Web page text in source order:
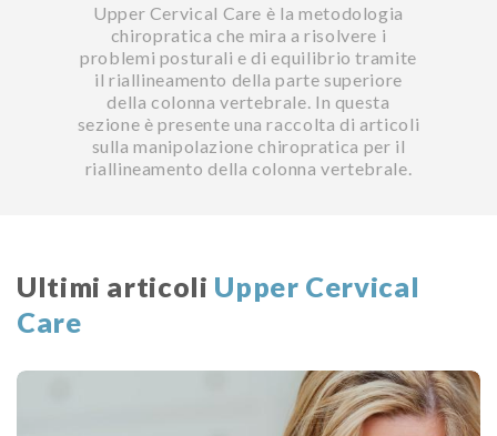
Upper Cervical Care è la metodologia
chiropratica che mira a risolvere i
problemi posturali e di equilibrio tramite
il riallineamento della parte superiore
della colonna vertebrale. In questa
sezione è presente una raccolta di articoli
sulla manipolazione chiropratica per il
riallineamento della colonna vertebrale.
Ultimi articoli Upper Cervical
Care